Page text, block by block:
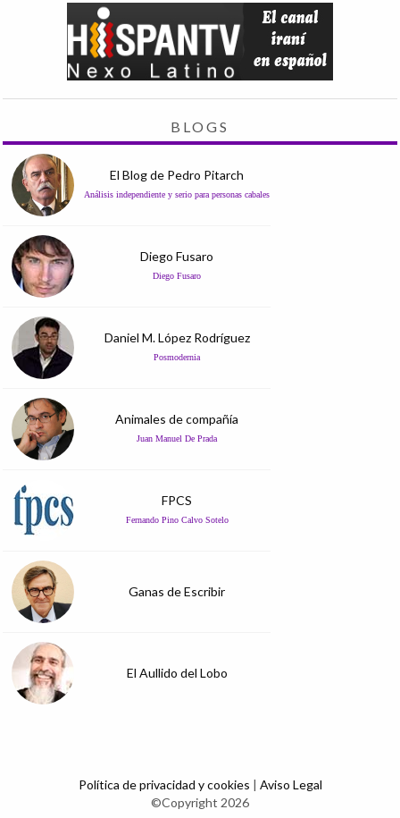
BLOGS
El Blog de Pedro Pitarch
Análisis independiente y serio para personas cabales
Diego Fusaro
Diego Fusaro
Daniel M. López Rodríguez
Posmodernia
Animales de compañía
Juan Manuel De Prada
FPCS
Fernando Pino Calvo Sotelo
Ganas de Escribir
El Aullido del Lobo
Política de privacidad y cookies | Aviso Legal
©Copyright 2026